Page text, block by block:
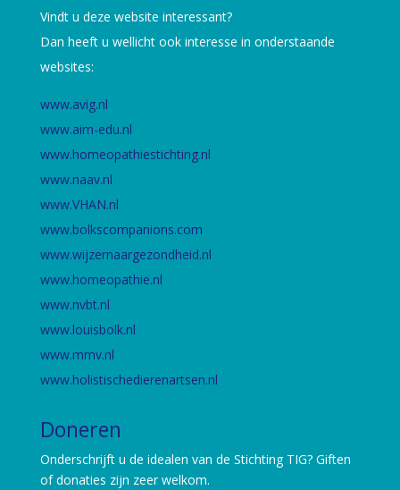
Vindt u deze website interessant?
Dan heeft u wellicht ook interesse in onderstaande
websites:
www.avig.nl
www.aim-edu.nl
www.homeopathiestichting.nl
www.naav.nl
www.VHAN.nl
www.bolkscompanions.com
www.wijzernaargezondheid.nl
www.homeopathie.nl
www.nvbt.nl
www.louisbolk.nl
www.mmv.nl
www.holistischedierenartsen.nl
Doneren
Onderschrijft u de idealen van de Stichting TIG? Giften
of donaties zijn zeer welkom.